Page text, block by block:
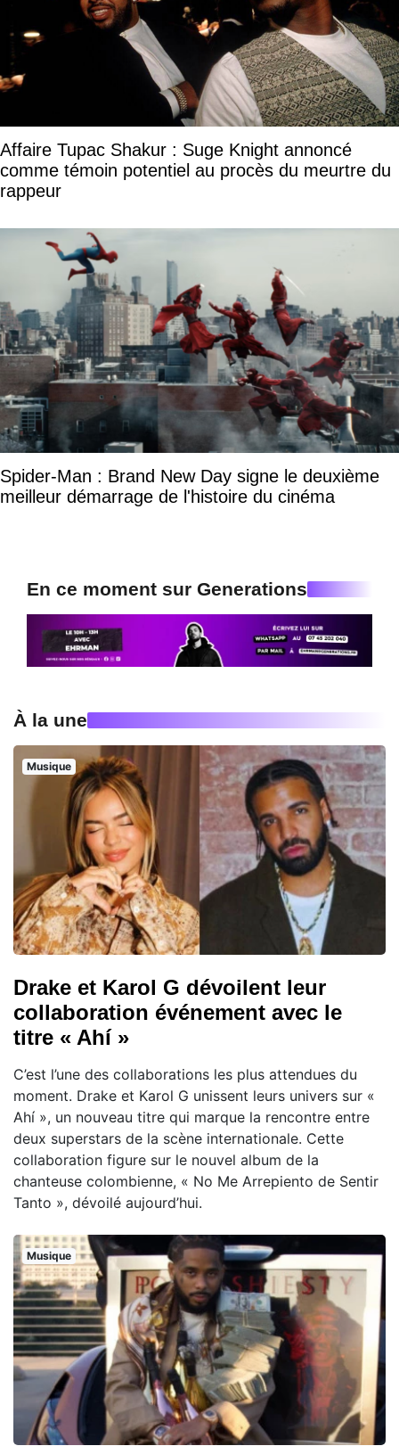
Affaire Tupac Shakur : Suge Knight annoncé
comme témoin potentiel au procès du meurtre du
rappeur
Spider-Man : Brand New Day signe le deuxième
meilleur démarrage de l'histoire du cinéma
En ce moment sur Generations
À la une
Musique
Drake et Karol G dévoilent leur
collaboration événement avec le
titre « Ahí »
C’est l’une des collaborations les plus attendues du
moment. Drake et Karol G unissent leurs univers sur «
Ahí », un nouveau titre qui marque la rencontre entre
deux superstars de la scène internationale. Cette
collaboration figure sur le nouvel album de la
chanteuse colombienne, « No Me Arrepiento de Sentir
Tanto », dévoilé aujourd’hui.
Musique